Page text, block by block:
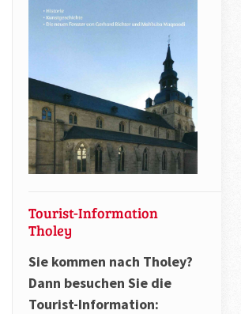
Tourist-Information
Tholey
Sie kommen nach Tholey?
Dann besuchen Sie die
Tourist-Information: